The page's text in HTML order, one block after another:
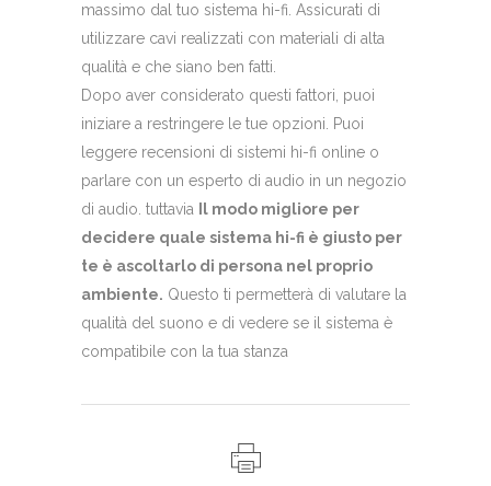
massimo dal tuo sistema hi-fi. Assicurati di
utilizzare cavi realizzati con materiali di alta
qualità e che siano ben fatti.
Dopo aver considerato questi fattori, puoi
iniziare a restringere le tue opzioni. Puoi
leggere recensioni di sistemi hi-fi online o
parlare con un esperto di audio in un negozio
di audio. tuttavia Il modo migliore per
decidere quale sistema hi-fi è giusto per
te è ascoltarlo di persona nel proprio
ambiente. Questo ti permetterà di valutare la
qualità del suono e di vedere se il sistema è
compatibile con la tua stanza